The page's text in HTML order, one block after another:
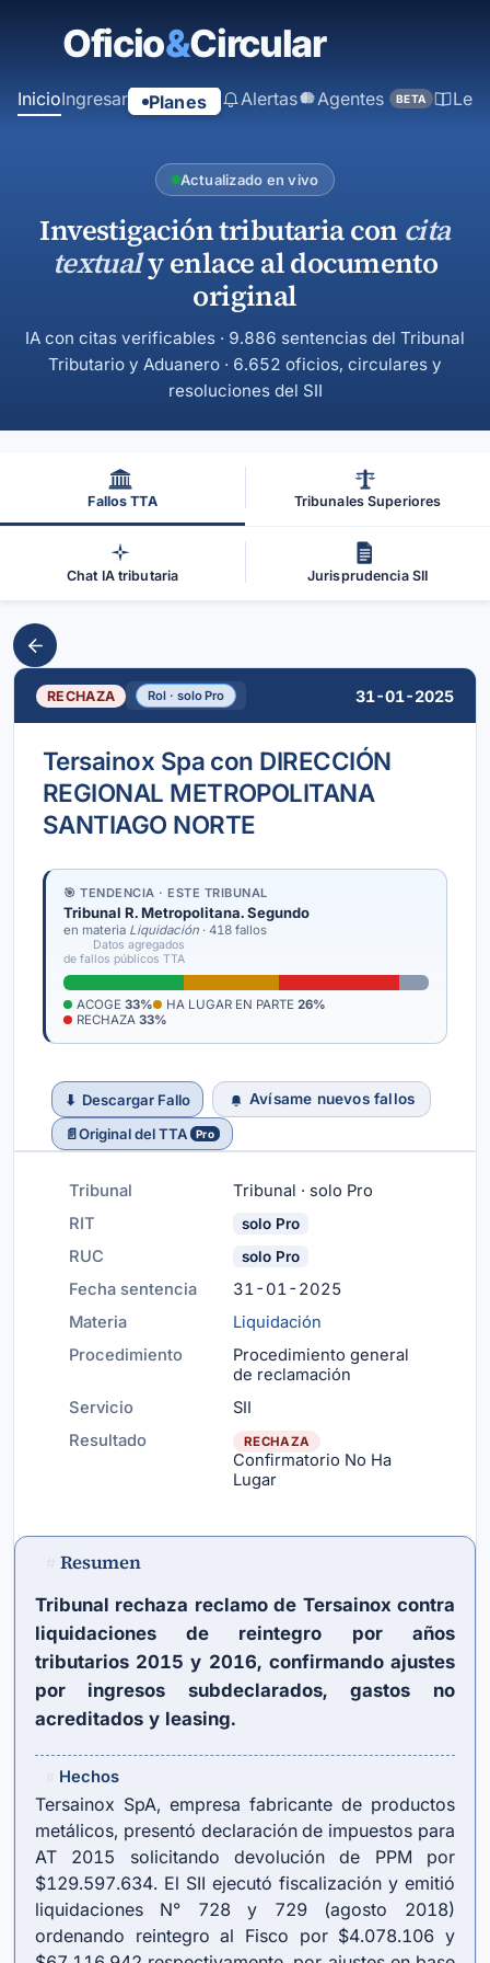
principal
InicioIngresar Planes Alertas Agentes BETA
Actualizado en vivo
Investigación tributaria con cita
textualy enlace al documento
original
IA con citas verificables · 9.886 sentencias del Tribunal
Tributario y Aduanero · 6.652 oficios, circulares y
resoluciones del SII
Fallos TTA Tribunales Superiores
Chat IA tributaria Jurisprudencia SII
RECHAZA Rol · solo Pro 31-01-2025
Tersainox Spa con DIRECCIÓN
REGIONAL METROPOLITANA
SANTIAGO NORTE
🎯 TENDENCIA · ESTE TRIBUNAL
Tribunal R. Metropolitana. Segundo
en materia Liquidación · 418 fallos
Datos agregados
de fallos públicos TTA
ACOGE 33% HA LUGAR EN PARTE 26%
RECHAZA 33%
⬇ Descargar Fallo
Avísame nuevos fallos
📄Original del TTA Pro
Tribunal
Tribunal · solo Pro
RIT
solo Pro
RUC solo Pro
Fecha sentencia
31-01-2025
Materia
Liquidación
Procedimiento
Procedimiento general
de reclamación
Servicio
SII
Resultado
RECHAZA
Confirmatorio No Ha
Lugar
Resumen
Tribunal rechaza reclamo de Tersainox contra
liquidaciones de reintegro por años
tributarios 2015 y 2016, confirmando ajustes
por ingresos subdeclarados, gastos no
acreditados y leasing.
Hechos
Tersainox SpA, empresa fabricante de productos
metálicos, presentó declaración de impuestos para
AT 2015 solicitando devolución de PPM por
$129.597.634. El SII ejecutó fiscalización y emitió
liquidaciones N° 728 y 729 (agosto 2018)
ordenando reintegro al Fisco por $4.078.106 y